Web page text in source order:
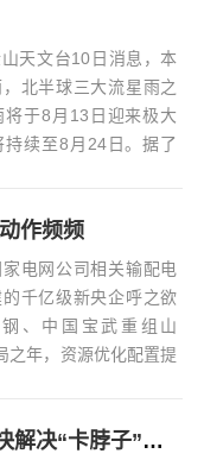
天文台10日消息，本
北半球三大流星雨之
于8月13日迎来极大
续至8月24日。据了
不到一分钟就有一颗
着光芒划破...
作频频
电网公司相关输配电
千亿级新央企呼之欲
、中国宝武重组山
年，资源优化配置提
【年中经济形势面面观】如何加快解决“卡脖子”难题